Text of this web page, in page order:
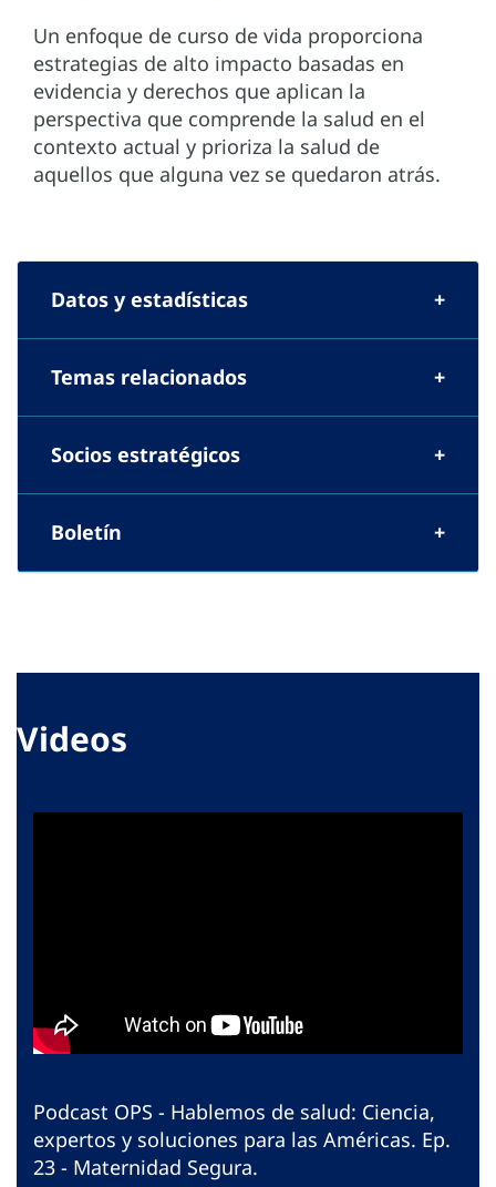
Un enfoque de curso de vida proporciona
estrategias de alto impacto basadas en
evidencia y derechos que aplican la
perspectiva que comprende la salud en el
contexto actual y prioriza la salud de
aquellos que alguna vez se quedaron atrás.
Datos y estadísticas
Temas relacionados
Socios estratégicos
Boletín
Videos
Podcast OPS - Hablemos de salud: Ciencia,
expertos y soluciones para las Américas. Ep.
23 - Maternidad Segura.